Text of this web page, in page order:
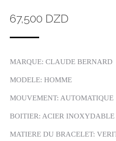
67,500 DZD
MARQUE: CLAUDE BERNARD
MODELE: HOMME
MOUVEMENT: AUTOMATIQUE
BOITIER: ACIER INOXYDABLE
MATIERE DU BRACELET: